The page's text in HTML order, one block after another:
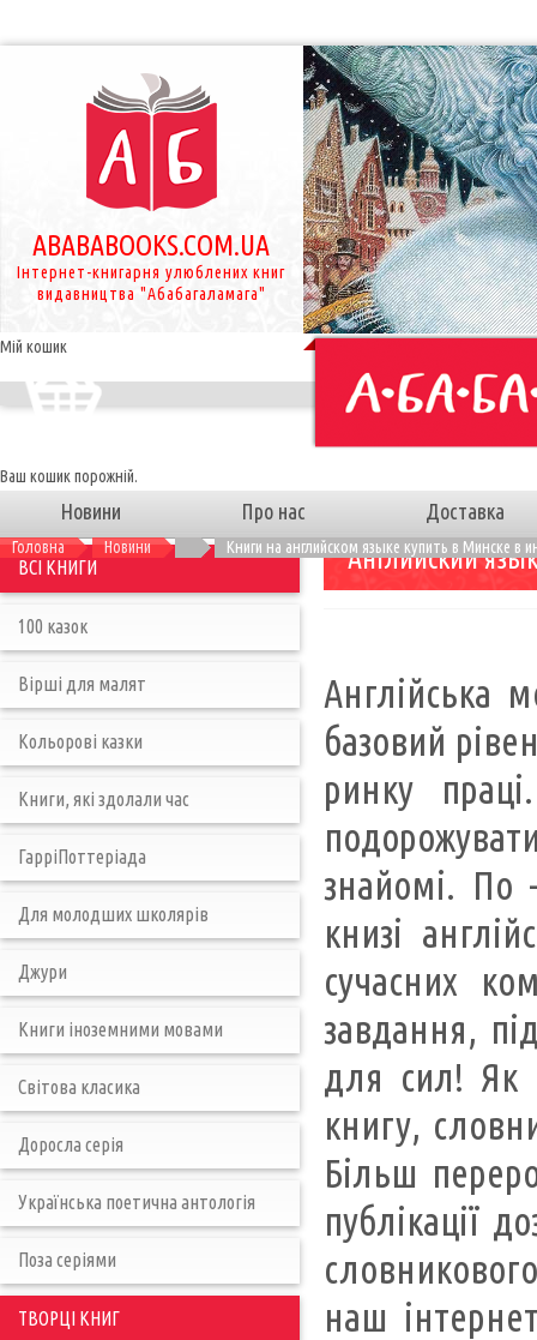
ABABABOOKS.COM.UA
Інтернет-книгарня улюблених книг
видавництва "Абабагаламага"
Мій кошик
Ваш кошик порожній.
Новини Про нас Доставка
Головна Новини Книги на английском языке купить в Минске в
Английский язык
Англійська
базовий
ринку
знайомі. По
книзі
сучасних
завдання,
для сил! Як
книгу,
Більш
публікації
наш
ВСІ КНИГИ
100 казок
Вірші для малят
Кольорові казки
Книги, які здолали час
ГарріПоттеріада
Для молодших школярів
Джури
Книги іноземними мовами
Світова класика
Доросла серія
Українська поетична антологія
Поза серіями
ТВОРЦІ КНИГ